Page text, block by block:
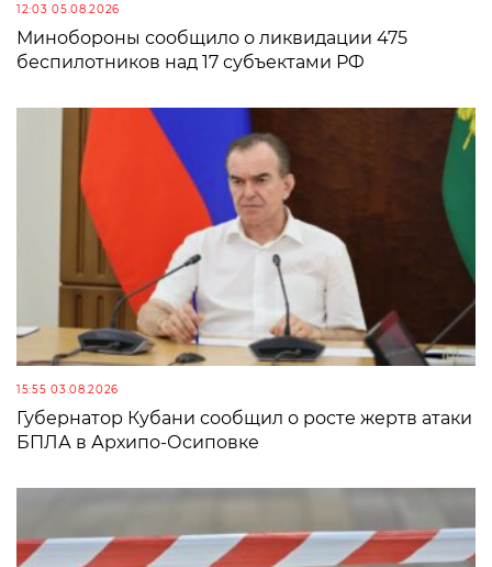
12:03 05.08.2026
Минобороны сообщило о ликвидации 475
беспилотников над 17 субъектами РФ
15:55 03.08.2026
Губернатор Кубани сообщил о росте жертв атаки
БПЛА в Архипо-Осиповке